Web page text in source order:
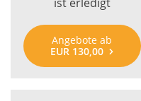
Angebote ab
EUR 130,00